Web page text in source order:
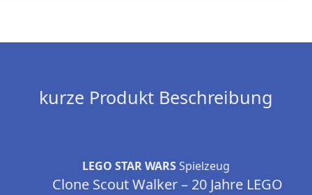
kurze Produkt Beschreibung
LEGO STAR WARSSpielzeug
Clone Scout Walker – 20 Jahre LEGO